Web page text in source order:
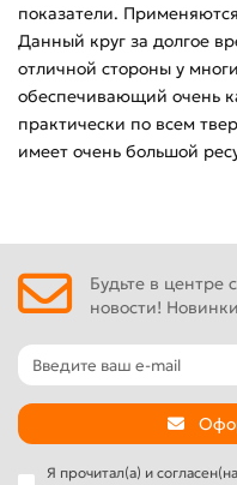
показатели.
Данный круг за долгое
отличной стороны у
обеспечивающий очень
практически по всем
имеет очень большой
Будьте в
новости!
Я прочитал(а) и